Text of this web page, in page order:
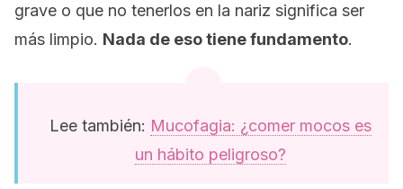
grave o que no tenerlos en la nariz significa ser
más limpio. Nada de eso tiene fundamento.
Lee también: Mucofagia: ¿comer mocos es
un hábito peligroso?